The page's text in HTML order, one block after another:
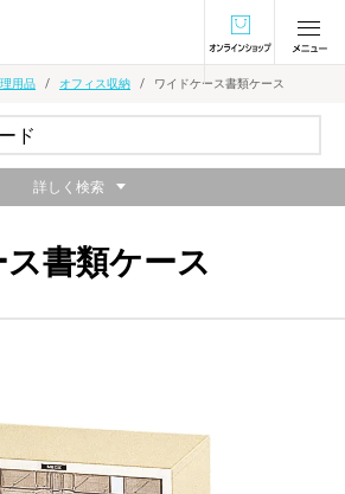
オンラインショ
用品 オフィス収納 ワイドケース書類ケース
書類ケース
詳しく検索